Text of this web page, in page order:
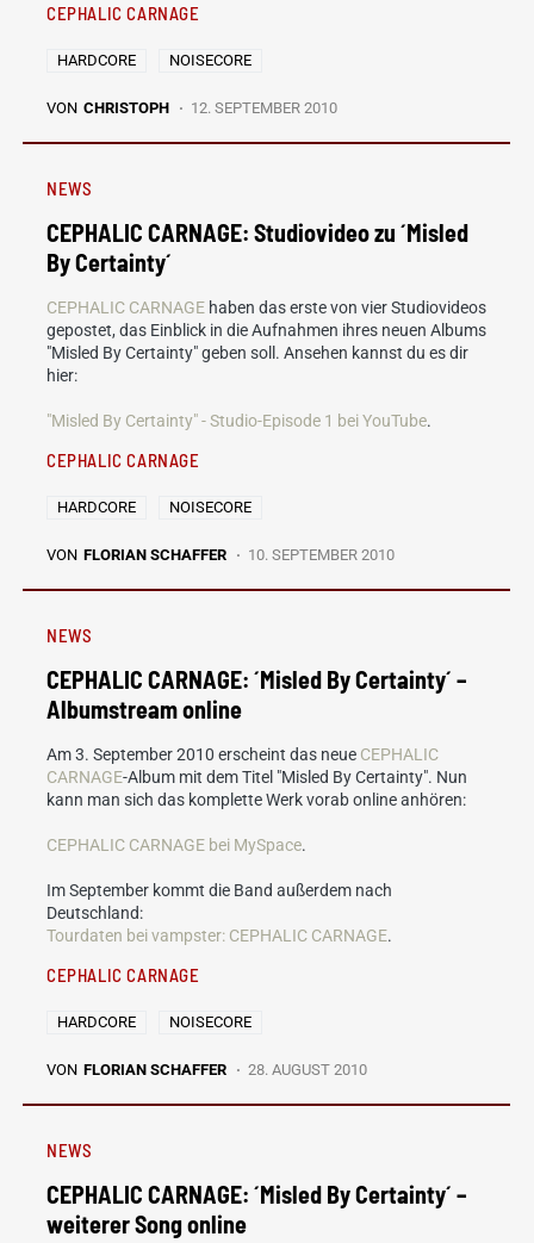
CEPHALIC CARNAGE
HARDCORE NOISECORE
VON CHRISTOPH 12. SEPTEMBER 2010
NEWS
CEPHALIC CARNAGE: Studiovideo zu ´Misled
By Certainty´
CEPHALIC CARNAGE haben das erste von vier Studiovideos
gepostet, das Einblick in die Aufnahmen ihres neuen Albums
"Misled By Certainty" geben soll. Ansehen kannst du es dir
hier:
"Misled By Certainty" - Studio-Episode 1 bei YouTube.
CEPHALIC CARNAGE
HARDCORE NOISECORE
VON FLORIAN SCHAFFER 10. SEPTEMBER 2010
NEWS
CEPHALIC CARNAGE: ´Misled By Certainty´ –
Albumstream online
Am 3. September 2010 erscheint das neue CEPHALIC
CARNAGE-Album mit dem Titel "Misled By Certainty". Nun
kann man sich das komplette Werk vorab online anhören:
CEPHALIC CARNAGE bei MySpace.
Im September kommt die Band außerdem nach
Deutschland:
Tourdaten bei vampster: CEPHALIC CARNAGE.
CEPHALIC CARNAGE
HARDCORE NOISECORE
VON FLORIAN SCHAFFER 28. AUGUST 2010
NEWS
CEPHALIC CARNAGE: ´Misled By Certainty´ –
weiterer Song online